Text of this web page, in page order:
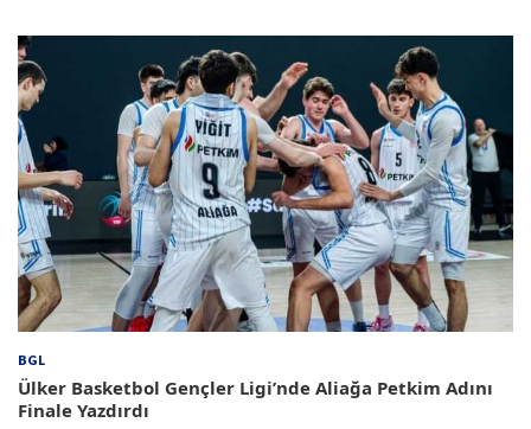
BGL
Ülker Basketbol Gençler Ligi’nde Aliağa Petkim Adını
Finale Yazdırdı